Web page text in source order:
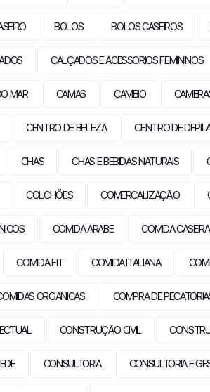
BOLOS BOLOS CASEIROS
CALÇADOS E ACESSORIOS FEMININOS
MAR CAMAS CAMBIO
CENTRO DE BELEZA CENTRO DE
CHAS CHAS E BEBIDAS NATURAIS
COLCHÕES COMERCALIZAÇÃO
COMIDA ARABE COMIDA CASEIRA
COMIDA FIT COMIDA ITALIANA
ORGANICAS COMPRA DE
CONSTRUÇÃO CIVIL
CONSULTORIA CONSULTORIA E